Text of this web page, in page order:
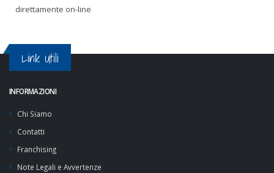
direttamente on-line
Link Utili
INFORMAZIONI
Chi Siamo
Contatti
Franchising
Note Legali e Avvertenze